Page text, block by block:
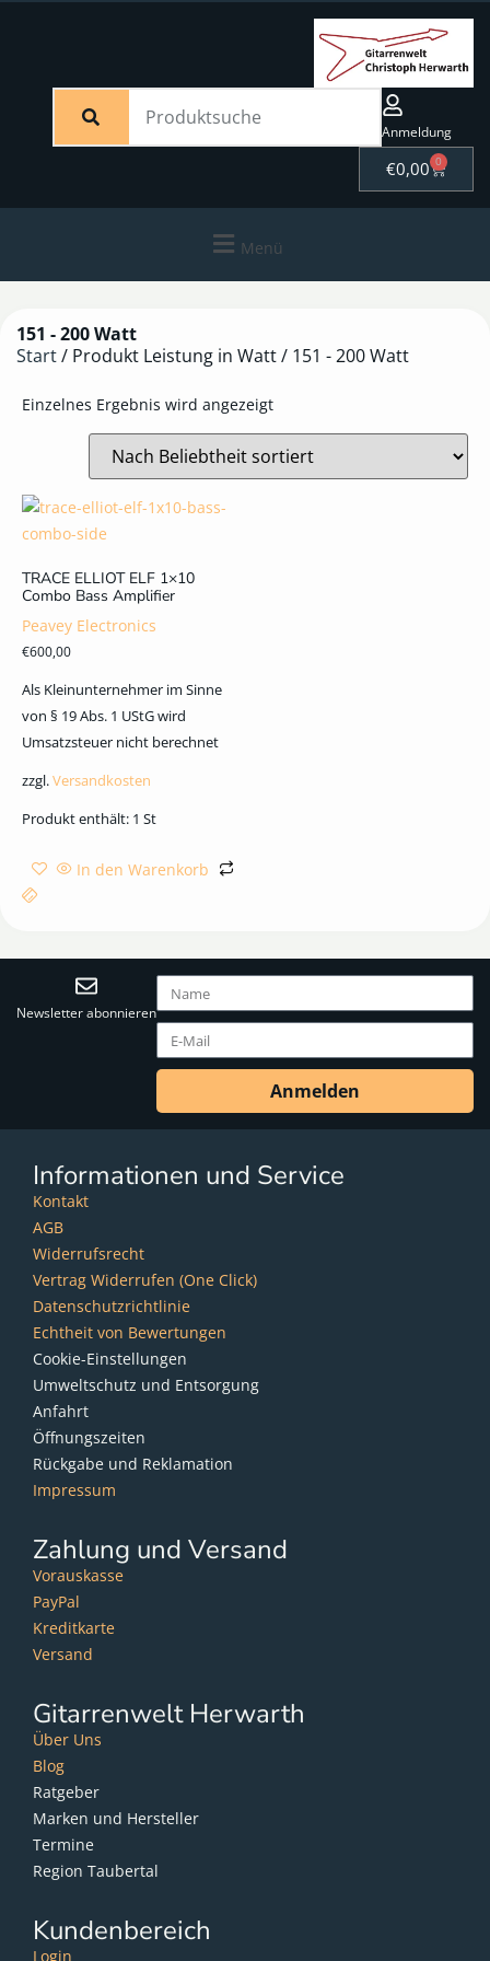
Anmeldung
€0,00 0
Menü
151 - 200 Watt
Start/ Produkt Leistung in Watt / 151 - 200 Watt
Einzelnes Ergebnis wird angezeigt
TRACE ELLIOT ELF 1×10
Combo Bass Amplifier
Peavey Electronics
€600,00
Als Kleinunternehmer im Sinne
von § 19 Abs. 1 UStG wird
Umsatzsteuer nicht berechnet
zzgl.Versandkosten
Produkt enthält: 1 St
In den Warenkorb
Newsletter abonnieren
Anmelden
Informationen und Service
Kontakt
AGB
Widerrufsrecht
Vertrag Widerrufen (One Click)
Datenschutzrichtlinie
Echtheit von Bewertungen
Cookie-Einstellungen
Umweltschutz und Entsorgung
Anfahrt
Öffnungszeiten
Rückgabe und Reklamation
Impressum
Zahlung und Versand
Vorauskasse
PayPal
Kreditkarte
Versand
Gitarrenwelt Herwarth
Über Uns
Blog
Ratgeber
Marken und Hersteller
Termine
Region Taubertal
Kundenbereich
Login